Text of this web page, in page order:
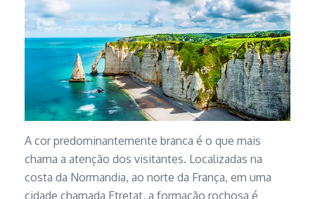
A cor predominantemente branca é o que mais
chama a atenção dos visitantes. Localizadas na
costa da Normandia, ao norte da França, em uma
cidade chamada Etretat, a formação rochosa é